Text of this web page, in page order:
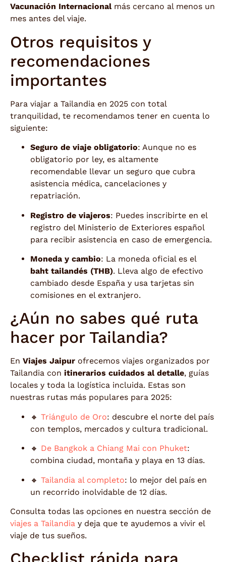
Vacunación Internacionalmás cercano al menos un
mes antes del viaje.
Otros requisitos y
recomendaciones
importantes
Para viajar a Tailandia en 2025 con total
tranquilidad, te recomendamos tener en cuenta lo
siguiente:
Seguro de viaje obligatorio: Aunque no es
obligatorio por ley, es altamente
recomendable llevar un seguro que cubra
asistencia médica, cancelaciones y
repatriación.
Registro de viajeros: Puedes inscribirte en el
registro del Ministerio de Exteriores español
para recibir asistencia en caso de emergencia.
Moneda y cambio: La moneda oficial es el
baht tailandés (THB). Lleva algo de efectivo
cambiado desde España y usa tarjetas sin
comisiones en el extranjero.
¿Aún no sabes qué ruta
hacer por Tailandia?
En Viajes Jaipur ofrecemos viajes organizados por
Tailandia con itinerarios cuidados al detalle, guías
locales y toda la logística incluida. Estas son
nuestras rutas más populares para 2025:
🔸 Triángulo de Oro: descubre el norte del país
con templos, mercados y cultura tradicional.
🔸 De Bangkok a Chiang Mai con Phuket:
combina ciudad, montaña y playa en 13 días.
🔸 Tailandia al completo: lo mejor del país en
un recorrido inolvidable de 12 días.
Consulta todas las opciones en nuestra sección de
viajes a Tailandia y deja que te ayudemos a vivir el
viaje de tus sueños.